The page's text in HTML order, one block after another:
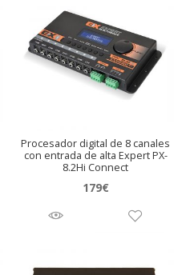
Procesador digital de 8 canales
con entrada de alta Expert PX-
8.2Hi Connect
179€